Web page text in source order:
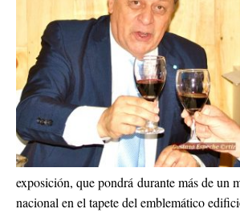
exposición, que pondrá durante más de un
nacional en el tapete del emblemático